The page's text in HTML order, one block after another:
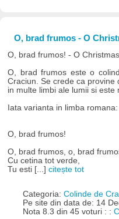
O, brad frumos - O
O, brad frumos! - O
O, brad frumos este o
Craciun. Se crede ca
in multe limbi ale lumii si este
Iata varianta in limba romana:
O, brad frumos!
O, brad frumos, o, brad
Cu cetina tot verde,
Tu esti [...]citește tot
Categoria: Colinde de
Pe site din data de: 14
Nota 8.3 din 45 voturi : :